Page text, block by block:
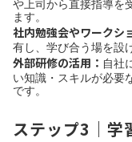
や上司から直接指導を
ます。
社内勉強会やワークシ
有し、学び合う場を設
外部研修の活用： 自社
い知識・スキルが必要
です。
ステップ3｜学